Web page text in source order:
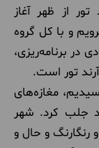
از ظهر آغاز
و با کل گروه
در برنامه‌ریزی،
تور است.
مغازه‌های
جلب کرد. شهر
رنگارنگ و حال و